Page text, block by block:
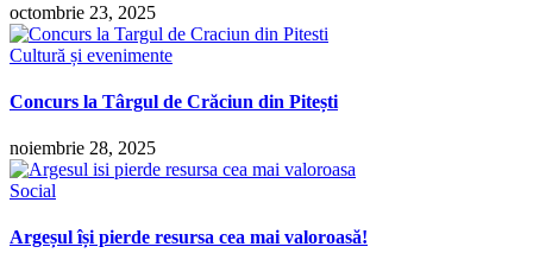
octombrie 23, 2025
Cultură și evenimente
Concurs la Târgul de Crăciun din Pitești
noiembrie 28, 2025
Social
Argeșul își pierde resursa cea mai valoroasă!